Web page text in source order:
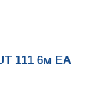
111 6м EA